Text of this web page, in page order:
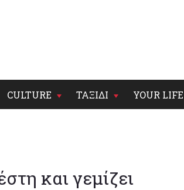
CULTURE ΤΑΞΙΔΙ YOUR LIFE
και γεμίζει